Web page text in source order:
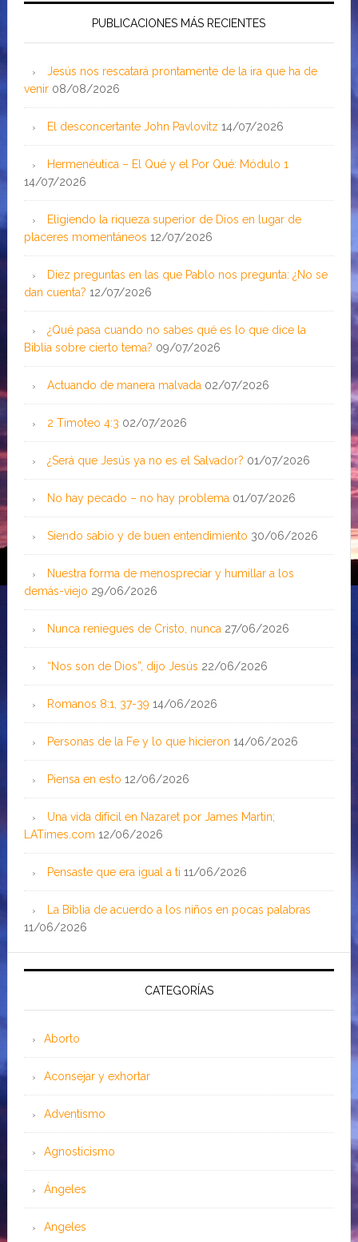
PUBLICACIONES MÁS RECIENTES
Jesús nos rescatará prontamente de la ira que ha de
venir 08/08/2026
El desconcertante John Pavlovitz 14/07/2026
Hermenéutica – El Qué y el Por Qué: Módulo 1
14/07/2026
Eligiendo la riqueza superior de Dios en lugar de
placeres momentáneos 12/07/2026
Diez preguntas en las que Pablo nos pregunta: ¿No se
dan cuenta? 12/07/2026
¿Qué pasa cuando no sabes qué es lo que dice la
Biblia sobre cierto tema? 09/07/2026
Actuando de manera malvada 02/07/2026
2 Timoteo 4:3 02/07/2026
¿Será que Jesús ya no es el Salvador? 01/07/2026
No hay pecado – no hay problema 01/07/2026
Siendo sabio y de buen entendimiento 30/06/2026
Nuestra forma de menospreciar y humillar a los
demás-viejo 29/06/2026
Nunca reniegues de Cristo, nunca 27/06/2026
“Nos son de Dios”, dijo Jesús 22/06/2026
Romanos 8:1, 37-39 14/06/2026
Personas de la Fe y lo que hicieron 14/06/2026
Piensa en esto 12/06/2026
Una vida difícil en Nazaret por James Martin;
LATimes.com 12/06/2026
Pensaste que era igual a ti 11/06/2026
La Biblia de acuerdo a los niños en pocas palabras
11/06/2026
CATEGORÍAS
Aborto
Aconsejar y exhortar
Adventismo
Agnosticismo
Ángeles
Angeles